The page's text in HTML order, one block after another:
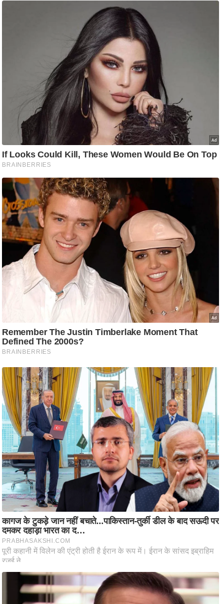
टे
क्नॉ
लॉ
जी
ब्यू
टी
/
फै
न
स्खे
प
ट
न
स्थ
ल
फि
ट
ने
स
मं
त्रा
रि
ले
श
न
शि
प